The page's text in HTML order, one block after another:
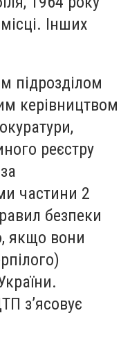
Інших
підрозділом
керівництвом
реєстру
частини 2
безпеки
якщо вони
з’ясовує